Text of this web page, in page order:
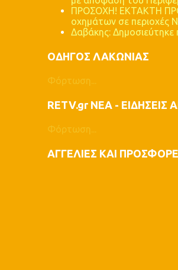
ΠΡΟΣΟΧΗ! ΕΚΤΑΚΤΗ
οχημάτων σε περιοχές
Δαβάκης:
ΟΔΗΓΟΣ ΛΑΚΩΝΙΑΣ
Φόρτωση...
RETV.gr ΝΕΑ - ΕΙΔΗΣΕΙΣ
Φόρτωση...
ΑΓΓΕΛΙΕΣ ΚΑΙ